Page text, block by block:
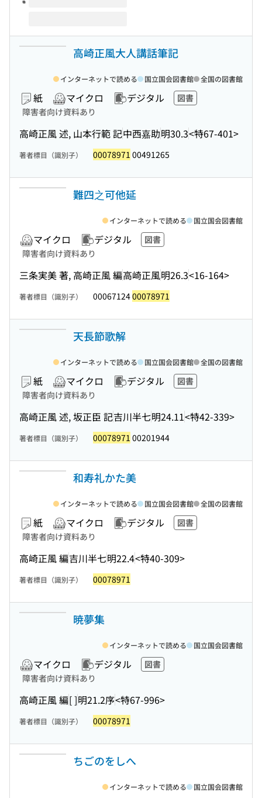
高崎正風大人講話筆記
紙 マイクロ デジタル
図書
障害者向け資料あり
高崎正風 述, 山本行範 記中西嘉助明30.3<特67-401>
インターネットで読める 国立国会図書館 全国の図書館
著者標目（識別子） 00078971 00491265
難四之可他延
マイクロ デジタル
図書
障害者向け資料あり
三条実美 著, 高崎正風 編高崎正風明26.3<16-164>
インターネットで読める 国立国会図書館
著者標目（識別子） 0006712400078971
天長節歌解
紙 マイクロ デジタル
図書
障害者向け資料あり
高崎正風 述, 坂正臣 記吉川半七明24.11<特42-339>
インターネットで読める 国立国会図書館 全国の図書館
著者標目（識別子） 00078971 00201944
和寿礼かた美
紙 マイクロ デジタル
図書
障害者向け資料あり
高崎正風 編吉川半七明22.4<特40-309>
インターネットで読める 国立国会図書館 全国の図書館
著者標目（識別子） 00078971
暁夢集
マイクロ デジタル
図書
障害者向け資料あり
高崎正風 編[ ]明21.2序<特67-996>
インターネットで読める 国立国会図書館
著者標目（識別子） 00078971
ちごのをしへ
インターネットで読める 国立国会図書館